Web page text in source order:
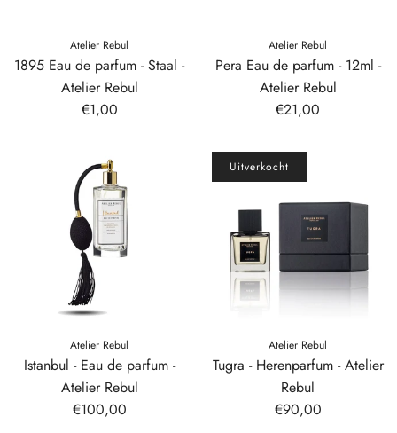
Atelier Rebul
1895 Eau de parfum - Staal -
Atelier Rebul
€1,00
Atelier Rebul
Pera Eau de parfum - 12ml -
Atelier Rebul
€21,00
Atelier Rebul
Istanbul - Eau de parfum -
Atelier Rebul
€100,00
Atelier Rebul
Tugra - Herenparfum - Atelier
Rebul
€90,00
Uitverkocht